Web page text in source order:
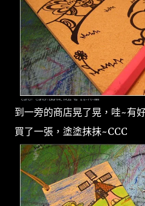
到一旁的商店晃了晃，哇~有
買了一張，塗塗抹抹~CCC